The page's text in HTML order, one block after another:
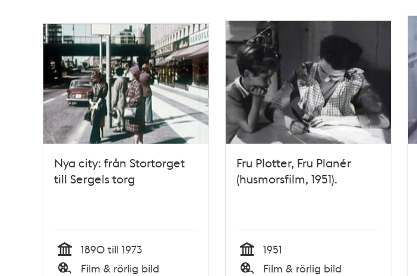
Nya city: från Stortorget
till Sergels torg
Tid
1890 till 1973
Film & rörlig bild
Fru Plotter, Fru Planér
(husmorsfilm, 1951).
Tid
1951
Film & rörlig bild